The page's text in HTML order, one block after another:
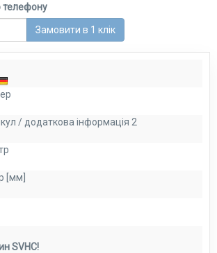
телефону
Замовити в 1 клік
/ додаткова інформація 2
[мм]
SVHC!